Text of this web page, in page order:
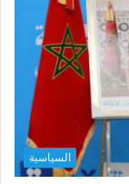
السياسية